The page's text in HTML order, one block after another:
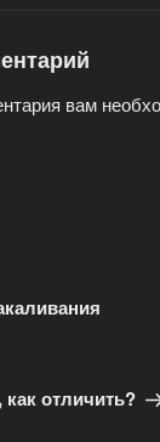
вам
отличить?